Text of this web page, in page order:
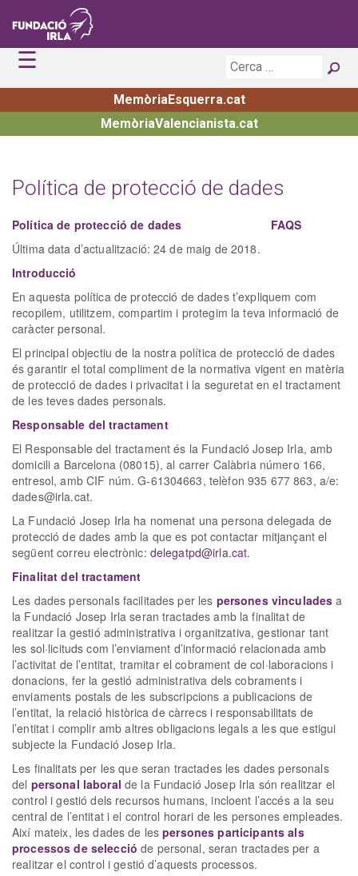
☰
La Fundació
Principis
Estructura
Actualitat
Agenda
Irla Digital
Publicacions
Convocatòries obertes
Exposicions
Contacte
MemòriaEsquerra.cat
MemòriaValencianista.cat
Política de protecció de dades
Política de protecció de dades FAQS
Última data d’actualització: 24 de maig de 2018.
Introducció
En aquesta política de protecció de dades t’expliquem com
recopilem, utilitzem, compartim i protegim la teva informació de
caràcter personal.
El principal objectiu de la nostra política de protecció de dades
és garantir el total compliment de la normativa vigent en matèria
de protecció de dades i privacitat i la seguretat en el tractament
de les teves dades personals.
Responsable del tractament
El Responsable del tractament és la Fundació Josep Irla, amb
domicili a Barcelona (08015), al carrer Calàbria número 166,
entresol, amb CIF núm. G-61304663, telèfon 935 677 863, a/e:
dades@irla.cat.
La Fundació Josep Irla ha nomenat una persona delegada de
protecció de dades amb la que es pot contactar mitjançant el
següent correu electrònic: delegatpd@irla.cat.
Finalitat del tractament
Les dades personals facilitades per les persones vinculades a
la Fundació Josep Irla seran tractades amb la finalitat de
realitzar la gestió administrativa i organitzativa, gestionar tant
les sol·licituds com l’enviament d’informació relacionada amb
l’activitat de l’entitat, tramitar el cobrament de col·laboracions i
donacions, fer la gestió administrativa dels cobraments i
enviaments postals de les subscripcions a publicacions de
l’entitat, la relació històrica de càrrecs i responsabilitats de
l’entitat i complir amb altres obligacions legals a les que estigui
subjecte la Fundació Josep Irla.
Les finalitats per les que seran tractades les dades personals
del personal laboral de la Fundació Josep Irla són realitzar el
control i gestió dels recursos humans, incloent l’accés a la seu
central de l’entitat i el control horari de les persones empleades.
Així mateix, les dades de lespersones participants als
processos de selecció de personal, seran tractades per a
realitzar el control i gestió d’aquests processos.